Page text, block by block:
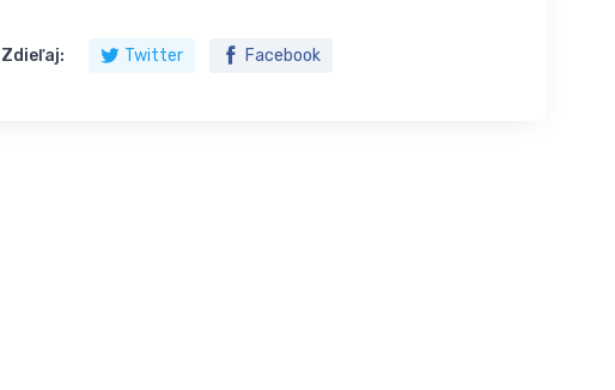
Zdieľaj: Twitter Facebook